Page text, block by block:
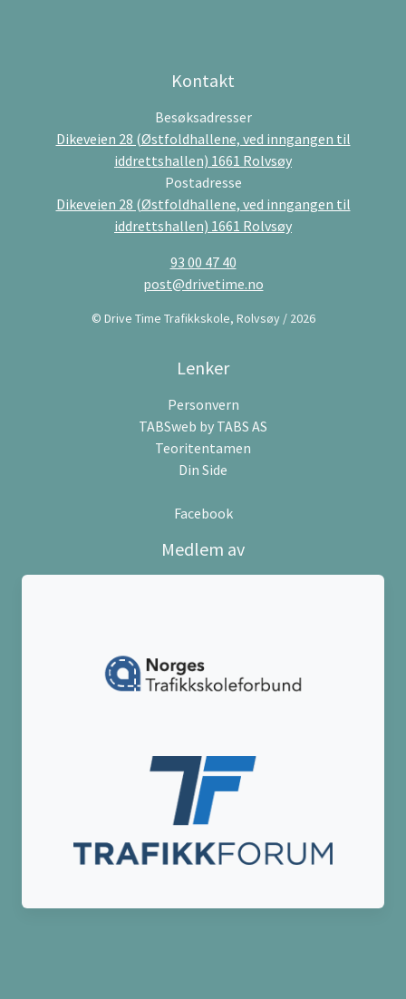
Kontakt
Besøksadresser
Dikeveien 28 (Østfoldhallene, ved inngangen til
iddrettshallen) 1661 Rolvsøy
Postadresse
Dikeveien 28 (Østfoldhallene, ved inngangen til
iddrettshallen) 1661 Rolvsøy
93 00 47 40
post@drivetime.no
© Drive Time Trafikkskole, Rolvsøy / 2026
Lenker
Personvern
TABSweb by TABS AS
Teoritentamen
Din Side
Facebook
Medlem av